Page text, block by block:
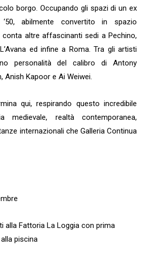
borgo. Occupando gli spazi di un ex
abilmente convertito in spazio
conta altre affascinanti sedi a Pechino,
ed infine a Roma. Tra gli artisti
personalità del calibro di Antony
Anish Kapoor e Ai Weiwei.
qui, respirando questo incredibile
medievale, realtà contemporanea,
internazionali che Galleria Continua
alla Fattoria La Loggia con prima
piscina